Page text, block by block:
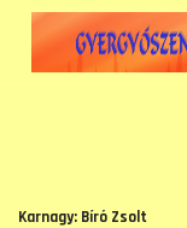
Karnagy: Bíró Zsolt